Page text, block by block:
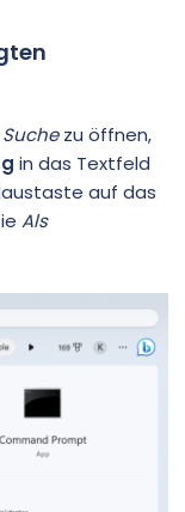
Suchezu öffnen,
in das Textfeld
auf das
Als